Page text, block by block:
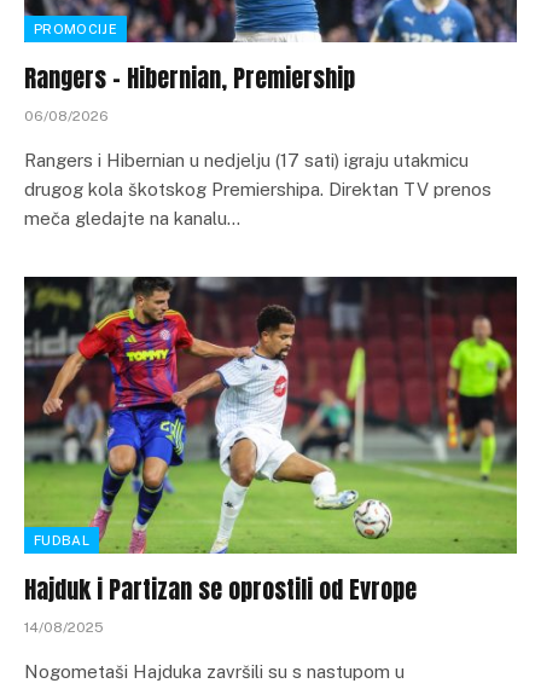
PROMOCIJE
Rangers – Hibernian, Premiership
06/08/2026
Rangers i Hibernian u nedjelju (17 sati) igraju utakmicu
drugog kola škotskog Premiershipa. Direktan TV prenos
meča gledajte na kanalu…
FUDBAL
Hajduk i Partizan se oprostili od Evrope
14/08/2025
Nogometaši Hajduka završili su s nastupom u